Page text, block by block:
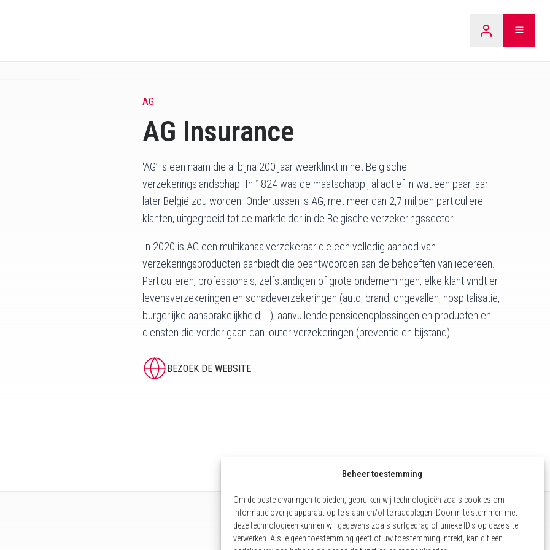
Beheer toestemming
Om de beste ervaringen te bieden, gebruiken wij technologieën zoals cookies om
informatie over je apparaat op te slaan en/of te raadplegen. Door in te stemmen met
deze technologieën kunnen wij gegevens zoals surfgedrag of unieke ID's op deze site
verwerken. Als je geen toestemming geeft of uw toestemming intrekt, kan dit een
LEARN
AG
AG Insurance
‘AG’ is een naam die al bijna 200 jaar weerklinkt in het Belgische
verzekeringslandschap. In 1824 was de maatschappij al actief in wat een paar jaar
later België zou worden. Ondertussen is AG, met meer dan 2,7 miljoen particuliere
klanten, uitgegroeid tot de marktleider in de Belgische verzekeringssector.
In 2020 is AG een multikanaalverzekeraar die een volledig aanbod van
verzekeringsproducten aanbiedt die beantwoorden aan de behoeften van iedereen.
Particulieren, professionals, zelfstandigen of grote ondernemingen, elke klant vindt er
levensverzekeringen en schadeverzekeringen (auto, brand, ongevallen, hospitalisatie,
burgerlijke aansprakelijkheid, …), aanvullende pensioenoplossingen en producten en
diensten die verder gaan dan louter verzekeringen (preventie en bijstand).
BEZOEK DE WEBSITE
COOKIEBELEID (EU)